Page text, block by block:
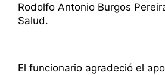
Rodolfo Antonio Burgos
Salud.
El funcionario agradeció el